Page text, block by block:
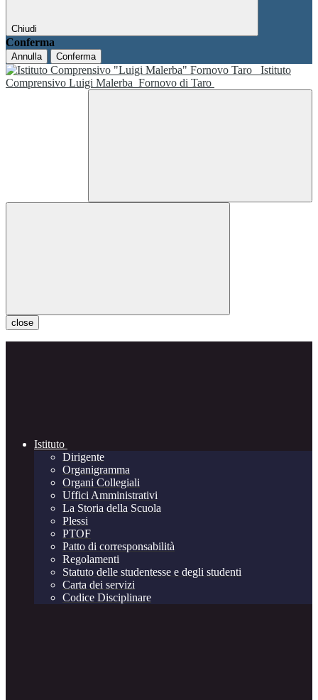
Chiudi
Conferma
Annulla Conferma
Istituto
Comprensivo Luigi Malerba Fornovo di Taro
close
Istituto
Dirigente
Organigramma
Organi Collegiali
Uffici Amministrativi
La Storia della Scuola
Plessi
PTOF
Patto di corresponsabilità
Regolamenti
Statuto delle studentesse e degli studenti
Carta dei servizi
Codice Disciplinare